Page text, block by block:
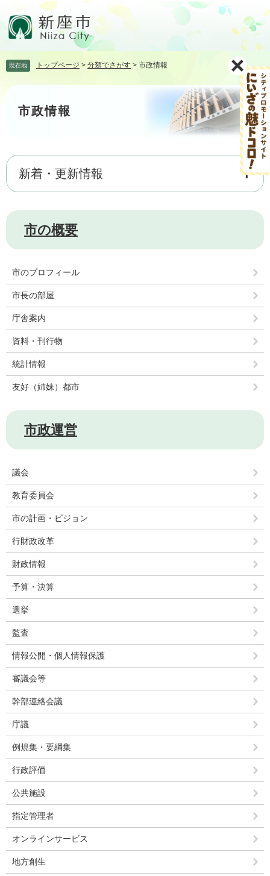
頭飛 現在地 トップページ > 分類でさがす > 市政情報
市政情報
新着・更新情報
市の概要
市のプロフィール
市長の部屋
庁舎案内
資料・刊行物
統計情報
友好（姉妹）都市
市政運営
議会
教育委員会
市の計画・ビジョン
行財政改革
財政情報
予算・決算
選挙
監査
情報公開・個人情報保護
審議会等
幹部連絡会議
庁議
例規集・要綱集
行政評価
公共施設
指定管理者
オンラインサービス
地方創生